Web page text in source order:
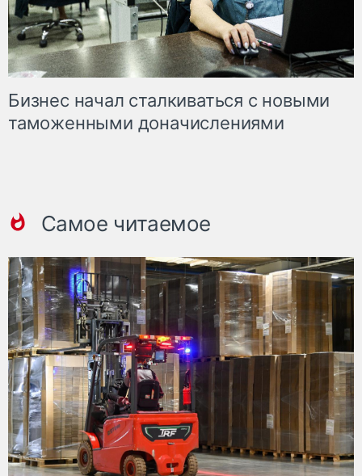
Бизнес начал сталкиваться с новыми
таможенными доначислениями
Самое читаемое